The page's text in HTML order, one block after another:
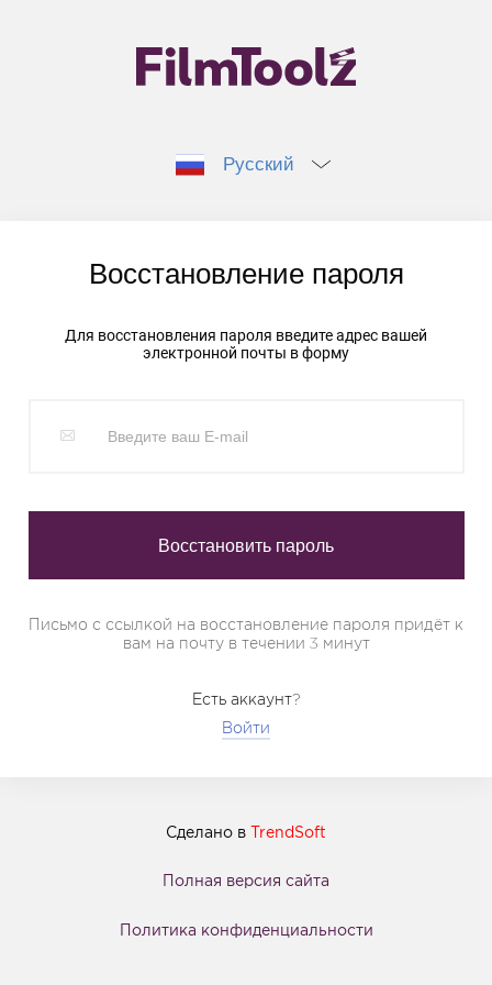
Русский
Восстановление пароля
Для восстановления пароля введите адрес вашей
электронной почты в форму
Письмо с ссылкой на восстановление пароля придёт к
вам на почту в течении 3 минут
Есть аккаунт?
Войти
Сделано в TrendSoft
Полная версия сайта
Политика конфиденциальности